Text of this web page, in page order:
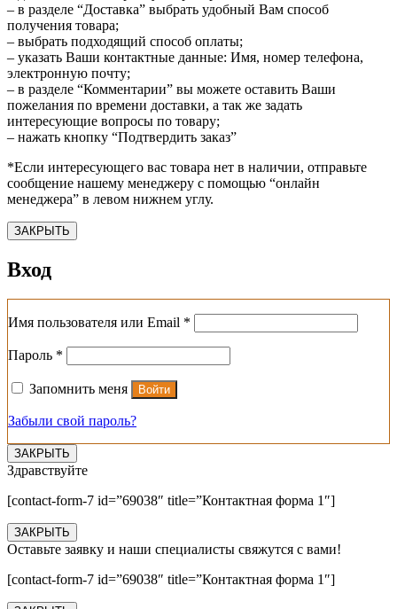
– в разделе “Доставка” выбрать удобный Вам способ
получения товара;
– выбрать подходящий способ оплаты;
– указать Ваши контактные данные: Имя, номер телефона,
электронную почту;
– в разделе “Комментарии” вы можете оставить Ваши
пожелания по времени доставки, а так же задать
интересующие вопросы по товару;
– нажать кнопку “Подтвердить заказ”
*Если интересующего вас товара нет в наличии, отправьте
сообщение нашему менеджеру с помощью “онлайн
менеджера” в левом нижнем углу.
ЗАКРЫТЬ
Вход
Имя пользователя или Email *
Пароль *
Запомнить меня Войти
Забыли свой пароль?
ЗАКРЫТЬ
Здравствуйте
[contact-form-7 id=”69038″ title=”Контактная форма 1″]
ЗАКРЫТЬ
Оставьте заявку и наши специалисты свяжутся с вами!
[contact-form-7 id=”69038″ title=”Контактная форма 1″]